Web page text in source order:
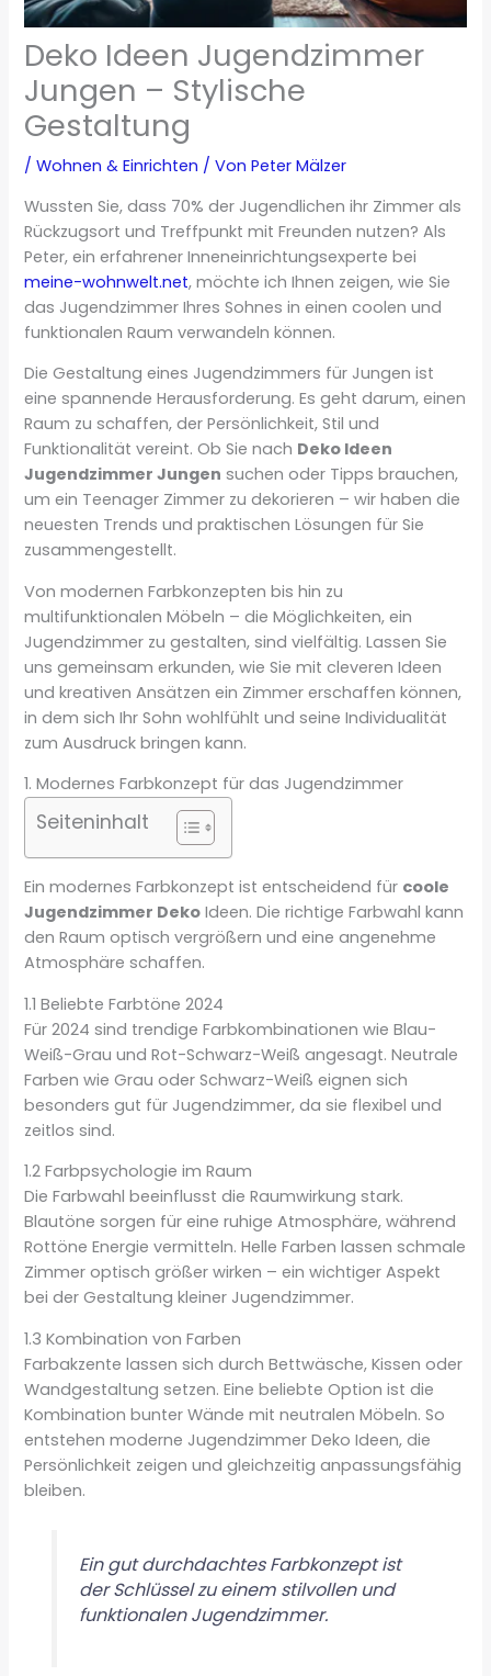
Deko Ideen Jugendzimmer
Jungen – Stylische
Gestaltung
/Wohnen & Einrichten / VonPeter Mälzer
Wussten Sie, dass 70% der Jugendlichen ihr Zimmer als
Rückzugsort und Treffpunkt mit Freunden nutzen? Als
Peter, ein erfahrener Inneneinrichtungsexperte bei
meine-wohnwelt.net, möchte ich Ihnen zeigen, wie Sie
das Jugendzimmer Ihres Sohnes in einen coolen und
funktionalen Raum verwandeln können.
Die Gestaltung eines Jugendzimmers für Jungen ist
eine spannende Herausforderung. Es geht darum, einen
Raum zu schaffen, der Persönlichkeit, Stil und
Funktionalität vereint. Ob Sie nach Deko Ideen
Jugendzimmer Jungen suchen oder Tipps brauchen,
um ein Teenager Zimmer zu dekorieren – wir haben die
neuesten Trends und praktischen Lösungen für Sie
zusammengestellt.
Von modernen Farbkonzepten bis hin zu
multifunktionalen Möbeln – die Möglichkeiten, ein
Jugendzimmer zu gestalten, sind vielfältig. Lassen Sie
uns gemeinsam erkunden, wie Sie mit cleveren Ideen
und kreativen Ansätzen ein Zimmer erschaffen können,
in dem sich Ihr Sohn wohlfühlt und seine Individualität
zum Ausdruck bringen kann.
1. Modernes Farbkonzept für das Jugendzimmer
Seiteninhalt
Ein modernes Farbkonzept ist entscheidend für coole
Jugendzimmer Deko Ideen. Die richtige Farbwahl kann
den Raum optisch vergrößern und eine angenehme
Atmosphäre schaffen.
1.1 Beliebte Farbtöne 2024
Für 2024 sind trendige Farbkombinationen wie Blau-
Weiß-Grau und Rot-Schwarz-Weiß angesagt. Neutrale
Farben wie Grau oder Schwarz-Weiß eignen sich
besonders gut für Jugendzimmer, da sie flexibel und
zeitlos sind.
1.2 Farbpsychologie im Raum
Die Farbwahl beeinflusst die Raumwirkung stark.
Blautöne sorgen für eine ruhige Atmosphäre, während
Rottöne Energie vermitteln. Helle Farben lassen schmale
Zimmer optisch größer wirken – ein wichtiger Aspekt
bei der Gestaltung kleiner Jugendzimmer.
1.3 Kombination von Farben
Farbakzente lassen sich durch Bettwäsche, Kissen oder
Wandgestaltung setzen. Eine beliebte Option ist die
Kombination bunter Wände mit neutralen Möbeln. So
entstehen moderne Jugendzimmer Deko Ideen, die
Persönlichkeit zeigen und gleichzeitig anpassungsfähig
bleiben.
Ein gut durchdachtes Farbkonzept ist
der Schlüssel zu einem stilvollen und
funktionalen Jugendzimmer.